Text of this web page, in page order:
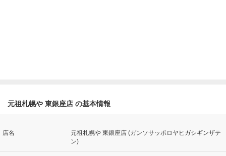
元祖札幌や 東銀座店 の基本情報
店名
元祖札幌や 東銀座店 (ガンソサッポロヤヒガシギンザテ
ン)